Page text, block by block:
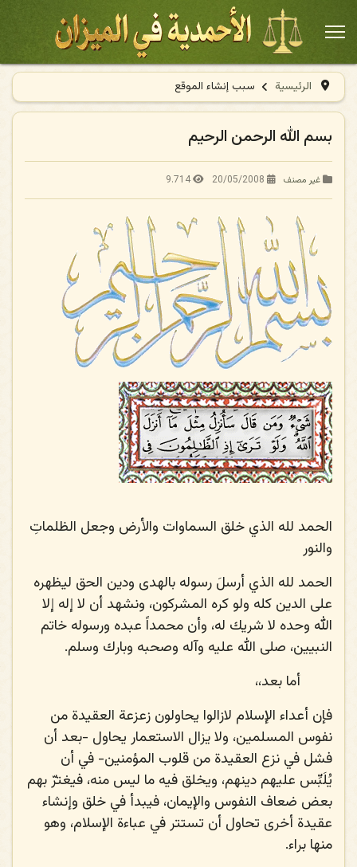
الرئيسية سبب إنشاء الموقع
بسم الله الرحمن الرحيم
غير مصنف 20/05/2008
9.714
الحمد لله الذي خلق السماوات والأرض وجعل الظلماتِ
والنور
الحمد لله الذي أرسلَ رسوله بالهدى ودين الحق ليظهره
على الدين كله ولو كره المشركون، ونشهد أن لا إله إلا
الله وحده لا شريك له، وأن محمداً عبده ورسوله خاتم
النبيين، صلى الله عليه وآله وصحبه وبارك وسلم.
أما بعد،،
فإن أعداء الإسلام لازالوا يحاولون زعزعة العقيدة من
نفوس المسلمين، ولا يزال الاستعمار يحاول -بعد أن
فشل في نزع العقيدة من قلوب المؤمنين- في أن
يُلَبِّس عليهم دينهم، ويخلق فيه ما ليس منه، فيغترّ بهم
بعض ضعاف النفوس والإيمان، فيبدأ في خلق وإنشاء
عقيدة أخرى تحاول أن تستتر في عباءة الإسلام، وهو
منها براء.